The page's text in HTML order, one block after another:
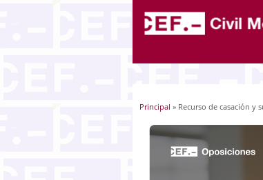
Usted está aquí
Principal » Recurso de casación